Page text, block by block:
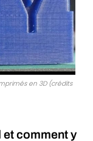
en 3D (crédits
comment y